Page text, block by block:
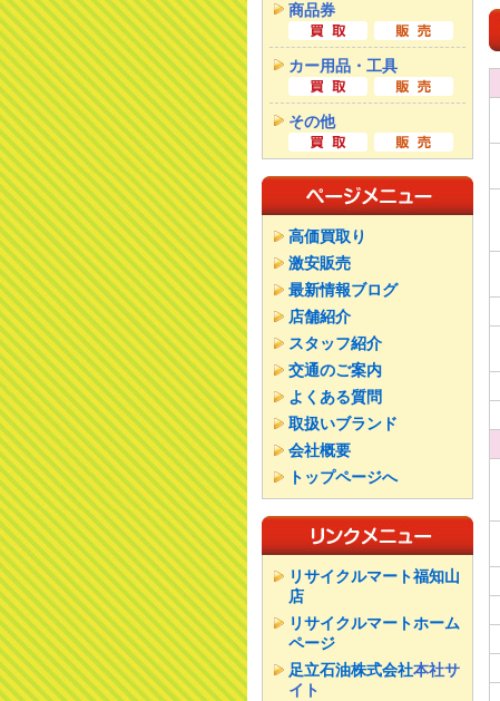
商品券
カー用品・工具
その他
高価買取り
激安販売
最新情報ブログ
店舗紹介
スタッフ紹介
交通のご案内
よくある質問
取扱いブランド
会社概要
トップページへ
リサイクルマート福知山
店
リサイクルマートホーム
ページ
足立石油株式会社本社サ
イト